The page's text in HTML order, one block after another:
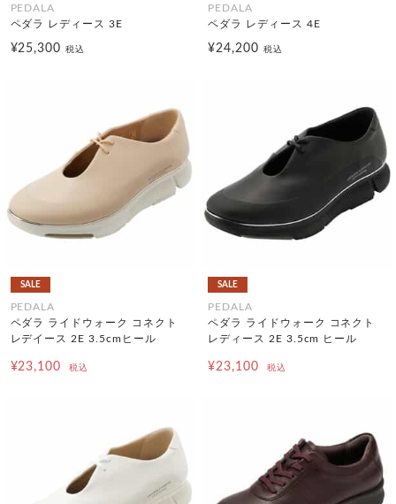
PEDALA
ペダラ レディース 3E
¥25,300税込
PEDALA
ペダラ レディース 4E
¥24,200 税込
SALE
PEDALA
ペダラ ライドウォーク コネクト
レデイース 2E 3.5cmヒール
¥23,100 税込
SALE
PEDALA
ペダラ ライドウォーク コネクト
レディース 2E 3.5cm ヒール
¥23,100 税込